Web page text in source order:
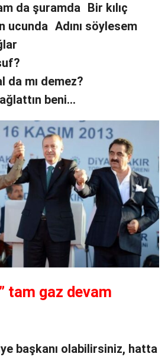
da şuramda Bir kılıç
ucunda Adını söylesem
da mı demez?
beni…
tam gaz devam
başkanı olabilirsiniz, hatta